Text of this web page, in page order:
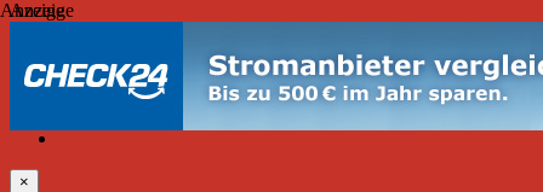
Samstag, August 08, 2026
Friend on Facebook Follow on Twitter Subscribe to RSS
×
Anzeige
Anzeige